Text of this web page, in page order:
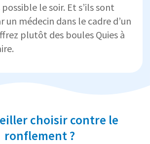
le soir. Et s’ils sont
un médecin dans le cadre d’un
plutôt des boules Quies à
choisir contre le
ronflement ?